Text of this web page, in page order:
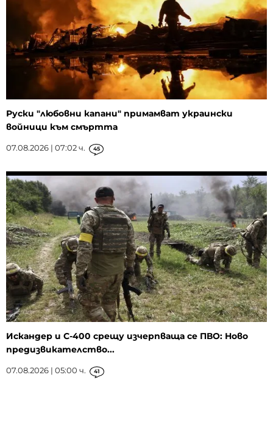
Руски "любовни капани" примамват украински
войници към смъртта
07.08.2026 | 07:02 ч. 45
Искандер и С-400 срещу изчерпваща се ПВО: Ново
предизвикателство...
07.08.2026 | 05:00 ч. 41